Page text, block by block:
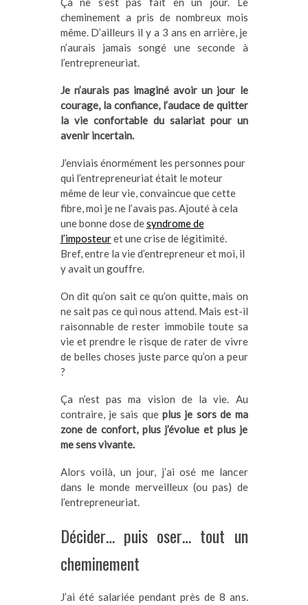
cheminement a pris de nombreux mois
même. D’ailleurs il y a 3 ans en arrière, je
n’aurais jamais songé une seconde à
l’entrepreneuriat.
Je n’aurais pas imaginé avoir un jour le
courage, la confiance, l’audace de quitter
la vie confortable du salariat pour un
avenir incertain.
J’enviais énormément les personnes pour
qui l’entrepreneuriat était le moteur
même de leur vie, convaincue que cette
fibre, moi je ne l’avais pas. Ajouté à cela
une bonne dose desyndrome de
l’imposteuret une crise de légitimité.
Bref, entre la vie d’entrepreneur et moi, il
y avait un gouffre.
On dit qu’on sait ce qu’on quitte, mais on
ne sait pas ce qui nous attend. Mais est-il
raisonnable de rester immobile toute sa
vie et prendre le risque de rater de vivre
de belles choses juste parce qu’on a peur
?
Ça n’est pas ma vision de la vie. Au
contraire, je sais que plus je sors de ma
zone de confort, plus j’évolue et plus je
me sens vivante.
Alors voilà, un jour, j’ai osé me lancer
dans le monde merveilleux (ou pas) de
l’entrepreneuriat.
Décider… puis oser… tout un
cheminement
J’ai été salariée pendant près de 8 ans.